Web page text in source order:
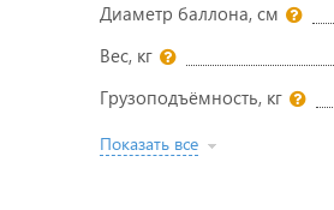
Диаметр баллона, см
Вес, кг
Грузоподъёмность, кг
Показать все